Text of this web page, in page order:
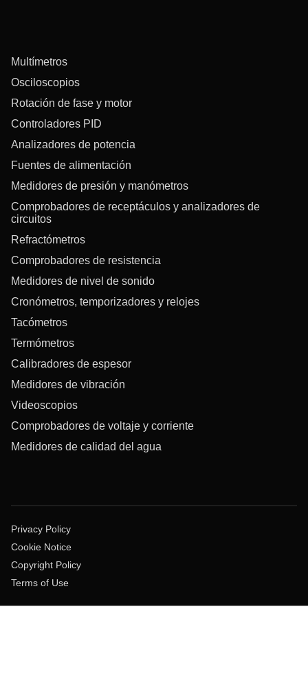
Multímetros
Osciloscopios
Rotación de fase y motor
Controladores PID
Analizadores de potencia
Fuentes de alimentación
Medidores de presión y manómetros
Comprobadores de receptáculos y analizadores de
circuitos
Refractómetros
Comprobadores de resistencia
Medidores de nivel de sonido
Cronómetros, temporizadores y relojes
Tacómetros
Termómetros
Calibradores de espesor
Medidores de vibración
Videoscopios
Comprobadores de voltaje y corriente
Medidores de calidad del agua
Privacy Policy
Cookie Notice
Copyright Policy
Terms of Use